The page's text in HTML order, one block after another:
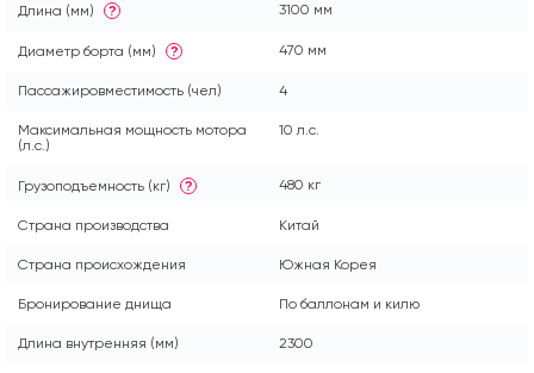
Длина (мм) ? 3100 мм
Диаметр борта (мм) ? 470 мм
Пассажировместимость (чел) 4
Максимальная мощность мотора
(л.с.)
10 л.с.
Грузоподъемность (кг) ? 480 кг
Страна производства Китай
Страна происхождения Южная Корея
Бронирование днища По баллонам и килю
Длина внутренняя (мм) 2300